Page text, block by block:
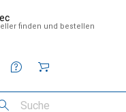
finden und bestellen